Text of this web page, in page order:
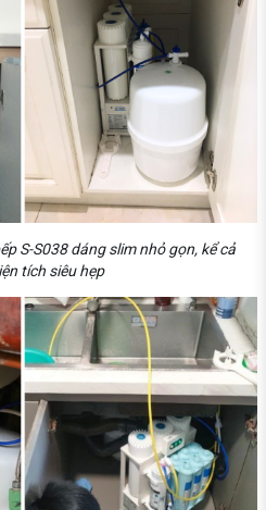
S-S038 dáng slim nhỏ gọn, kể cả
tích siêu hẹp